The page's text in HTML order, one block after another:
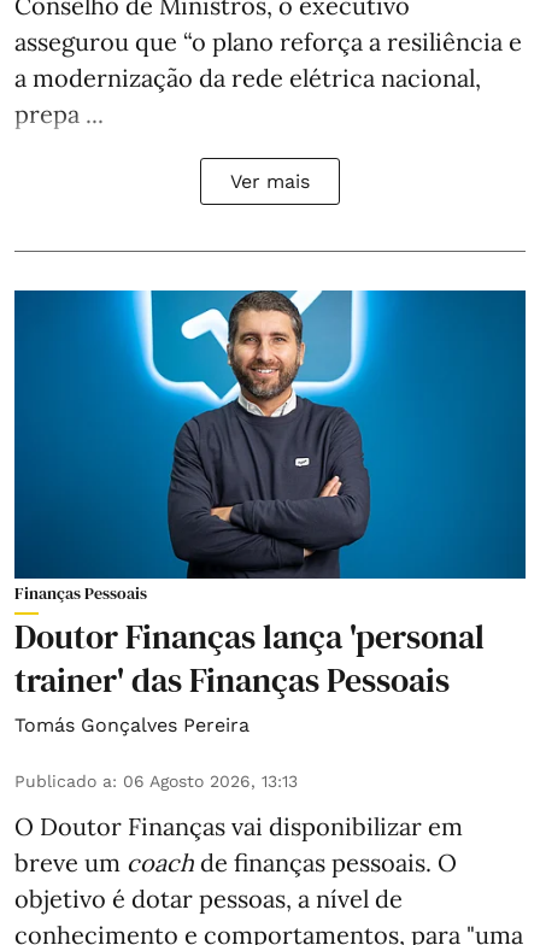
assegurou que “o plano reforça a resiliência e
a modernização da rede elétrica nacional,
prepa ...
Ver mais
Finanças Pessoais
Doutor Finanças lança 'personal
trainer' das Finanças Pessoais
Tomás Gonçalves Pereira
Publicado a: 06 Agosto 2026, 13:13
O Doutor Finanças vai disponibilizar em
breve um coach de finanças pessoais. O
objetivo é dotar pessoas, a nível de
conhecimento e comportamentos, para "uma